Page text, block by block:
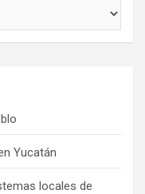
Yucatán
locales de